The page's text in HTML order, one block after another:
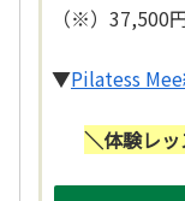
（※）37,500
▼Pilatess
＼体験レ